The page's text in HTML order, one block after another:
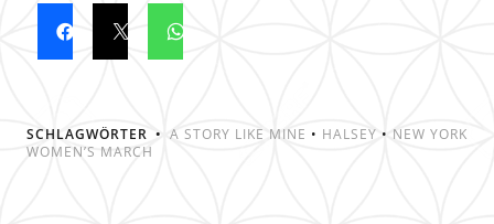
SCHLAGWÖRTER A STORY LIKE MINE • HALSEY • NEW YORK
WOMEN’S MARCH